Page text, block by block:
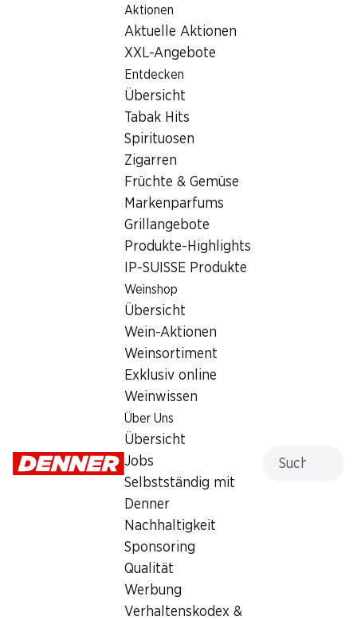
Aktionen
Aktuelle Aktionen
XXL-Angebote
Entdecken
Übersicht
Tabak Hits
Spirituosen
Zigarren
Früchte & Gemüse
Markenparfums
Grillangebote
Produkte-Highlights
IP-SUISSE Produkte
Weinshop
Übersicht
Wein-Aktionen
Weinsortiment
Exklusiv online
Weinwissen
Über Uns
Übersicht
Jobs
Selbstständig mit
Denner
Nachhaltigkeit
Sponsoring
Qualität
Werbung
Verhaltenskodex &
Filialsuche
Denner Filiale Riedbachstrasse 8, 3027 Bern-Bethlehem
3027 Bern-Bethlehem
Riedbachstrasse 8, 3027 Bern-Bethlehem
Zur Wegbeschreibung
Öffnungszeiten
Bargeldbezug mit Post - / M-Card